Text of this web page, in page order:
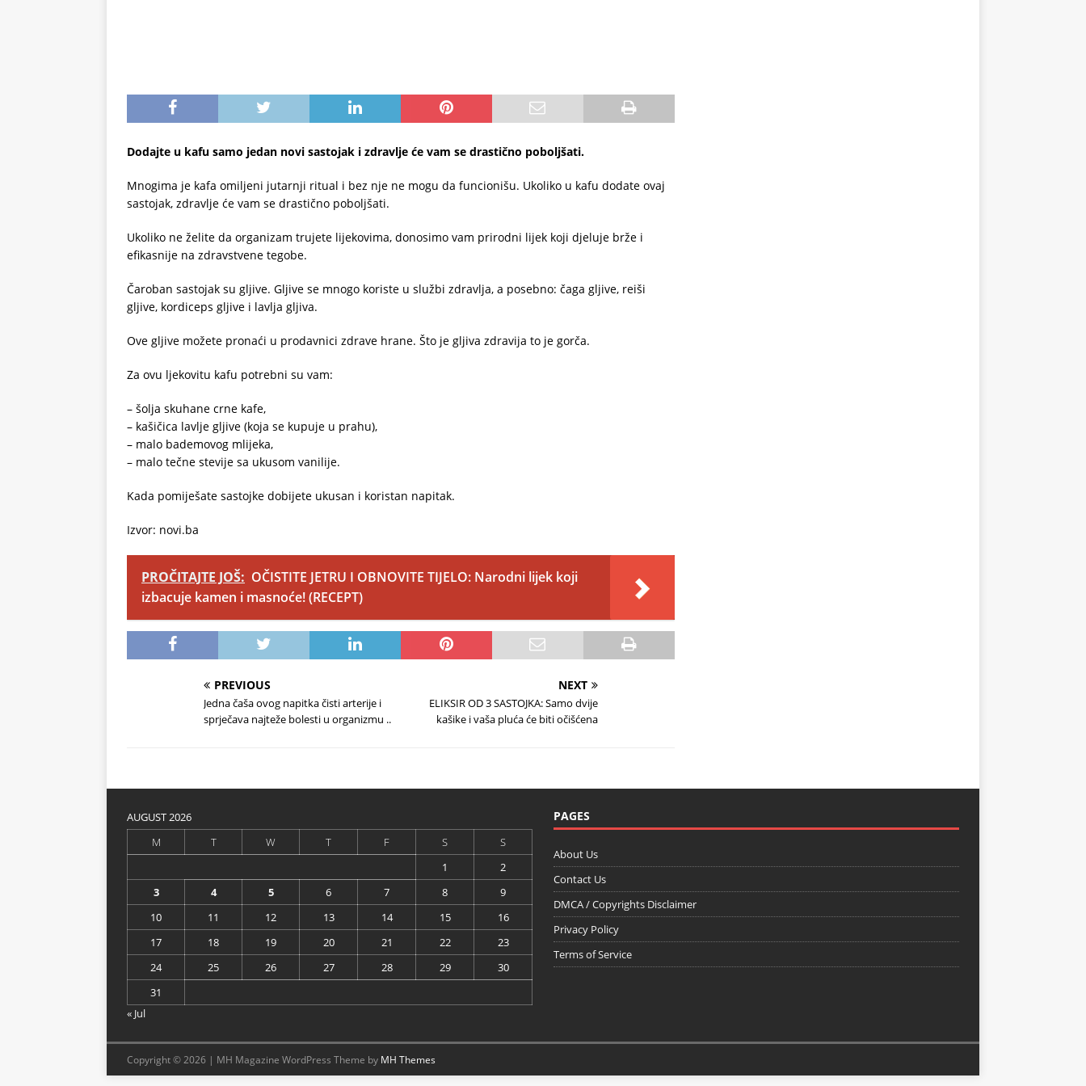
Dodajte u kafu samo jedan novi sastojak i zdravlje će vam se drastično poboljšati.
Mnogima je kafa omiljeni jutarnji ritual i bez nje ne mogu da funcionišu. Ukoliko u kafu dodate ovaj
sastojak, zdravlje će vam se drastično poboljšati.
Ukoliko ne želite da organizam trujete lijekovima, donosimo vam prirodni lijek koji djeluje brže i
efikasnije na zdravstvene tegobe.
Čaroban sastojak su gljive. Gljive se mnogo koriste u službi zdravlja, a posebno: čaga gljive, reiši
gljive, kordiceps gljive i lavlja gljiva.
Ove gljive možete pronaći u prodavnici zdrave hrane. Što je gljiva zdravija to je gorča.
Za ovu ljekovitu kafu potrebni su vam:
– šolja skuhane crne kafe,
– kašičica lavlje gljive (koja se kupuje u prahu),
– malo bademovog mlijeka,
– malo tečne stevije sa ukusom vanilije.
Kada pomiješate sastojke dobijete ukusan i koristan napitak.
Izvor: novi.ba
PROČITAJTE JOŠ: OČISTITE JETRU I OBNOVITE TIJELO: Narodni lijek koji
izbacuje kamen i masnoće! (RECEPT)
PREVIOUS
Jedna čaša ovog napitka čisti arterije i
sprječava najteže bolesti u organizmu ..
NEXT
ELIKSIR OD 3 SASTOJKA: Samo dvije
kašike i vaša pluća će biti očišćena
AUGUST 2026
M
T W T F S
S
1
2
3
4 5 6 7 8
9
10
11 12 13 14 15
16
17
18 19 20 21 22
23
24
25 26 27 28 29
30
31
« Jul
PAGES
About Us
Contact Us
DMCA / Copyrights Disclaimer
Privacy Policy
Terms of Service
Copyright © 2026 | MH Magazine WordPress Theme by MH Themes